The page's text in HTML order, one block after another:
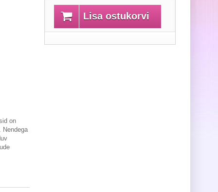
on
Nendega
Lisa ostukorvi